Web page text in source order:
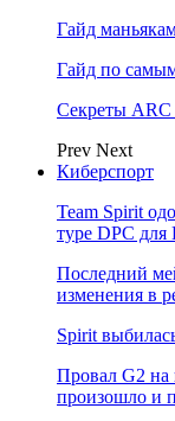
Гайд
Гайд по
Секреты ARC
Prev Next
Киберспорт
Team Spirit
туре DPC
Последний
изменения в
Spirit
Провал G2 на
произошло и